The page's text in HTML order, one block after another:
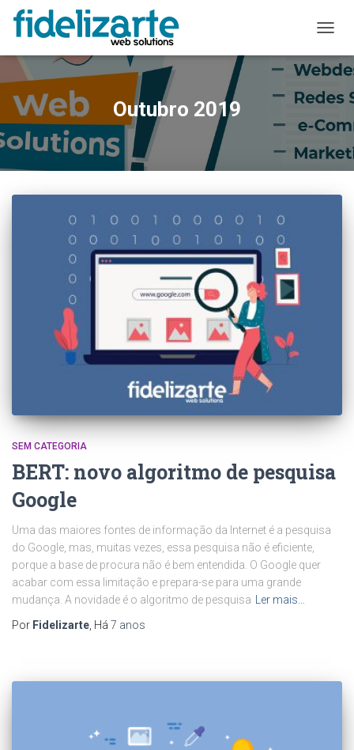
A
Outubro 2019
SEM CATEGORIA
BERT: novo algoritmo de pesquisa
Google
Uma das maiores fontes de informação da Internet é a pesquisa
do Google, mas, muitas vezes, essa pesquisa não é eficiente,
porque a base de procura não é bem entendida. O Google quer
acabar com essa limitação e prepara-se para uma grande
mudança. A novidade é o algoritmo de pesquisa
Ler mais…
Por Fidelizarte , Há 7 anos